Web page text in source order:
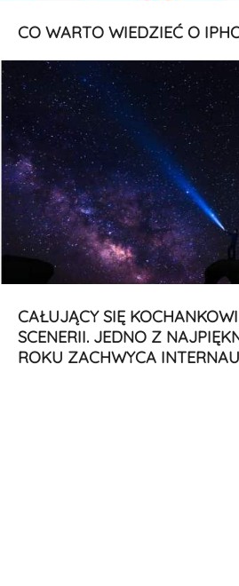
CO WARTO WIEDZIEĆ O
CAŁUJĄCY SIĘ
SCENERII. JEDNO Z
ROKU ZACHWYCA